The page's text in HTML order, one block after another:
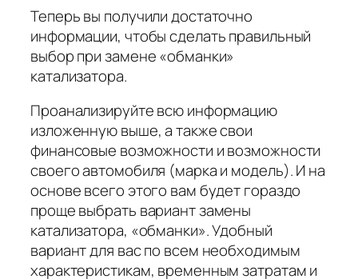
Теперь вы получили достаточно
информации, чтобы сделать правильный
выбор при замене «обманки»
катализатора.
Проанализируйте всю информацию
изложенную выше, а также свои
финансовые возможности и возможности
своего автомобиля (марка и модель). И на
основе всего этого вам будет гораздо
проще выбрать вариант замены
катализатора, «обманки». Удобный
вариант для вас по всем необходимым
характеристикам, временным затратам и